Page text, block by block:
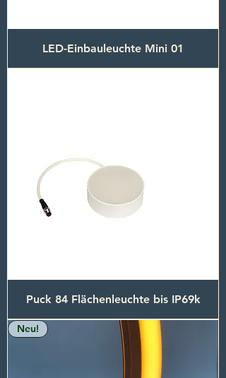
LED-Einbauleuchte Mini 01
Puck 84 Flächenleuchte bis IP69k
Neu!